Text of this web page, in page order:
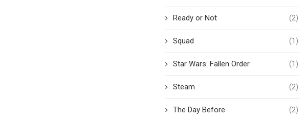
Ready or Not (2)
Squad (1)
Star Wars: Fallen Order (1)
Steam (2)
The Day Before (2)